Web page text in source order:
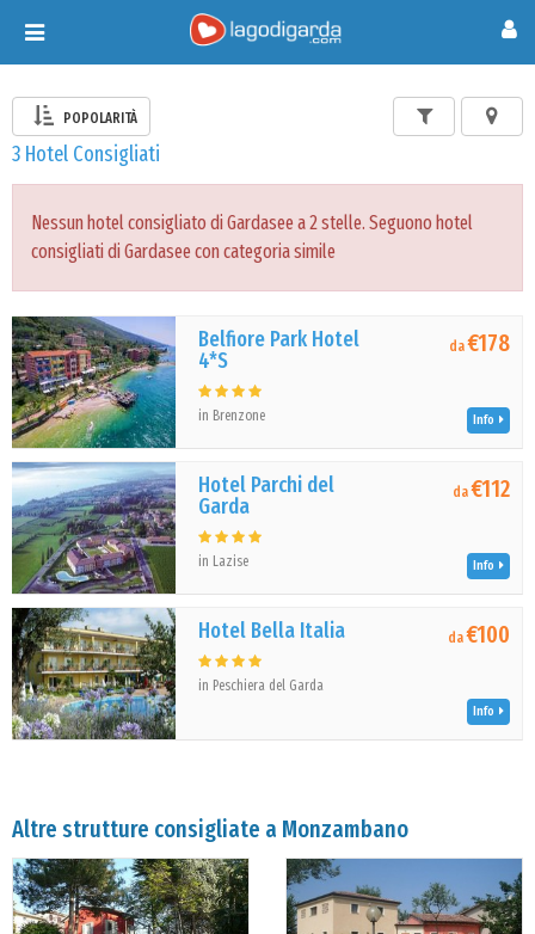
Toggle
navigation
POPOLARITÀ
3 Hotel Consigliati
Nessun hotel consigliato di Gardasee a 2 stelle. Seguono hotel
consigliati di Gardasee con categoria simile
Belfiore Park Hotel
4*S
in Brenzone
da€178
Info
Hotel Parchi del
Garda
in Lazise
da€112
Info
Hotel Bella Italia
in Peschiera del Garda
da€100
Info
Altre strutture consigliate a Monzambano